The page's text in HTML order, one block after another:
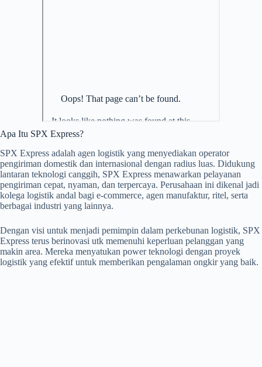
Apa Itu SPX Express?
SPX Express adalah agen logistik yang menyediakan operator
pengiriman domestik dan internasional dengan radius luas. Didukung
lantaran teknologi canggih, SPX Express menawarkan pelayanan
pengiriman cepat, nyaman, dan terpercaya. Perusahaan ini dikenal jadi
kolega logistik andal bagi e-commerce, agen manufaktur, ritel, serta
berbagai industri yang lainnya.
Dengan visi untuk menjadi pemimpin dalam perkebunan logistik, SPX
Express terus berinovasi utk memenuhi keperluan pelanggan yang
makin area. Mereka menyatukan power teknologi dengan proyek
logistik yang efektif untuk memberikan pengalaman ongkir yang baik.